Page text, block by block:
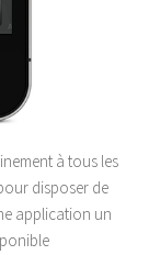
à tous les
disposer de
application un